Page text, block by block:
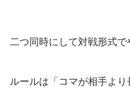
二つ同時にして対戦形式で
ルールは「コマが相手より